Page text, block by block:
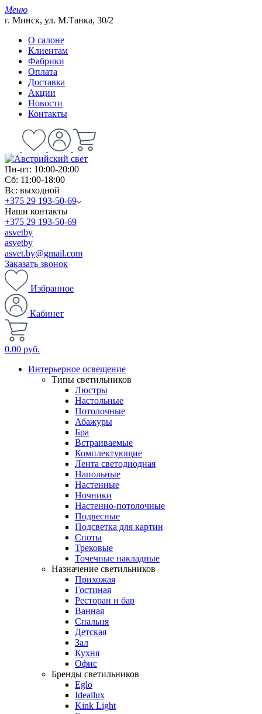
Меню
г. Минск, ул. М.Танка, 30/2
О салоне
Клиентам
Фабрики
Оплата
Доставка
Акции
Новости
Контакты
Пн-пт: 10:00-20:00
Сб: 11:00-18:00
Вс: выходной
+375 29 193-50-69
Наши контакты
+375 29 193-50-69
asvetby
asvetby
asvet.by@gmail.com
Заказать звонок
Избранное
Кабинет
0.00 руб.
Интерьерное освещение
Типы светильников
Люстры
Настольные
Потолочные
Абажуры
Бра
Встраиваемые
Комплектующие
Лента светодиодная
Напольные
Настенные
Ночники
Настенно-потолочные
Подвесные
Подсветка для картин
Споты
Трековые
Точечные накладные
Назначение светильников
Прихожая
Гостиная
Ресторан и бар
Ванная
Спальня
Детская
Зал
Кухня
Офис
Бренды светильников
Eglo
Ideallux
Kink Light